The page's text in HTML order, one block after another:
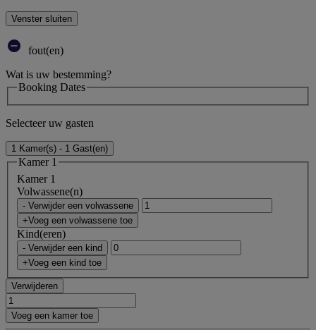
Venster sluiten
fout(en)
Wat is uw bestemming?
Booking Dates
Selecteer uw gasten
1 Kamer(s) - 1 Gast(en)
Kamer 1
Kamer 1
Volwassene(n)
- Verwijder een volwassene
+Voeg een volwassene toe
Kind(eren)
- Verwijder een kind
+Voeg een kind toe
Verwijderen
Voeg een kamer toe